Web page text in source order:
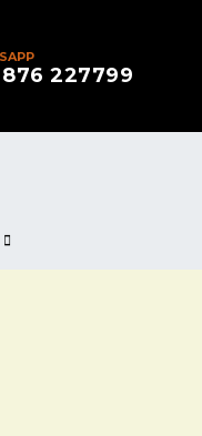
227799